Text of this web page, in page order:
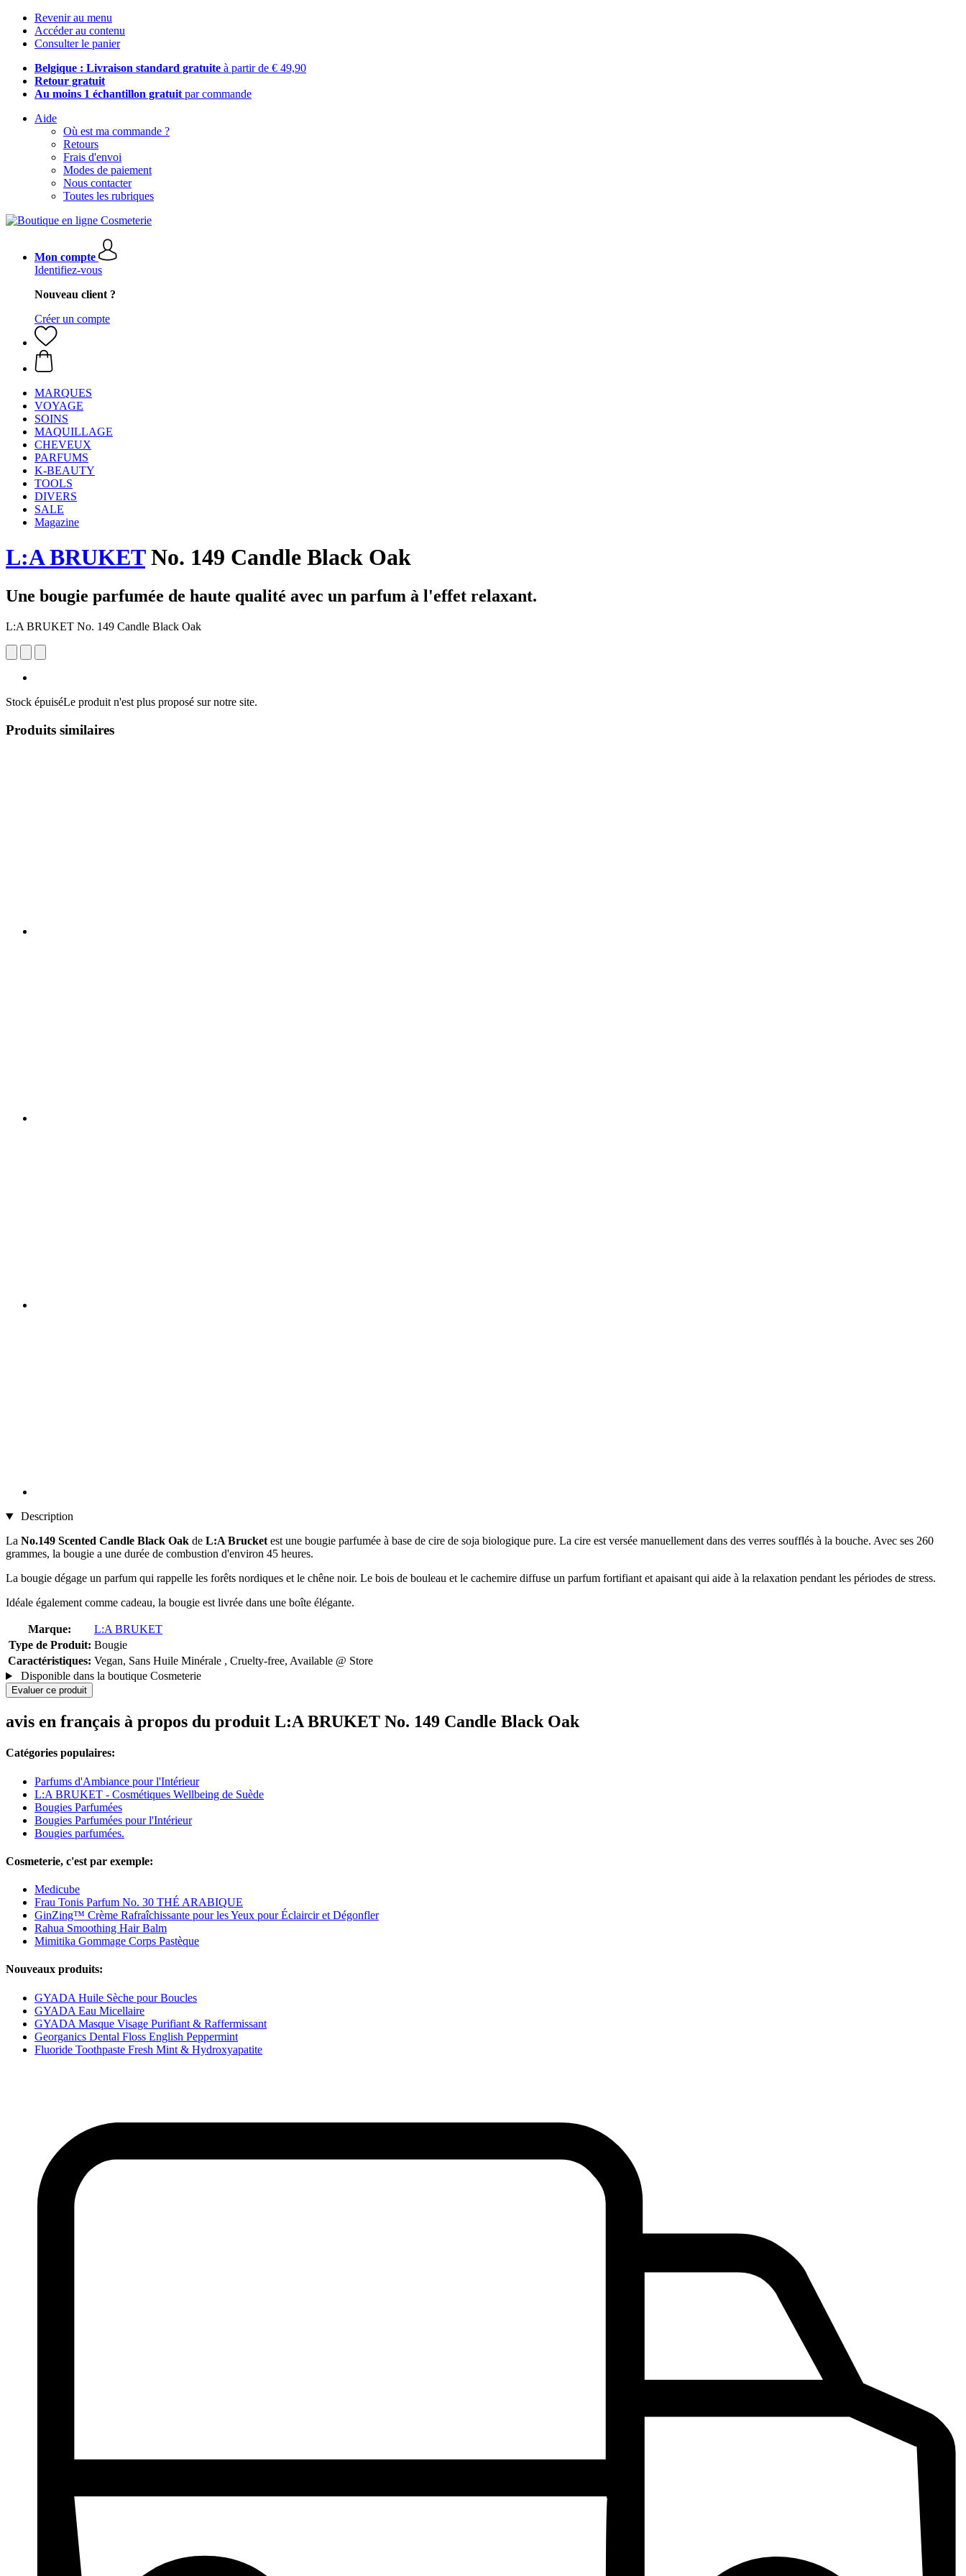
Revenir au menu
Accéder au contenu
Consulter le panier
Belgique : Livraison standard gratuite à partir de € 49,90
Retour gratuit
Au moins 1 échantillon gratuit par commande
Aide
Où est ma commande ?
Retours
Frais d'envoi
Modes de paiement
Nous contacter
Toutes les rubriques
Mon compte
Identifiez-vous
Nouveau client ?
Créer un compte
MARQUES
VOYAGE
SOINS
MAQUILLAGE
CHEVEUX
PARFUMS
K-BEAUTY
TOOLS
DIVERS
SALE
Magazine
L:A BRUKETNo. 149 Candle Black Oak
Une bougie parfumée de haute qualité avec un parfum à l'effet relaxant.
L:A BRUKET No. 149 Candle Black Oak
Stock épuiséLe produit n'est plus proposé sur notre site.
Produits similaires
Description
La No.149 Scented Candle Black Oak de L:A Brucket est une bougie parfumée à base de cire de soja biologique pure. La cire est versée manuellement dans des verres soufflés à la bouche. Avec ses 260
grammes, la bougie a une durée de combustion d'environ 45 heures.
La bougie dégage un parfum qui rappelle les forêts nordiques et le chêne noir. Le bois de bouleau et le cachemire diffuse un parfum fortifiant et apaisant qui aide à la relaxation pendant les périodes de stress.
Idéale également comme cadeau, la bougie est livrée dans une boîte élégante.
Marque:
L:A BRUKET
Type de Produit: Bougie
Caractéristiques: Vegan, Sans Huile Minérale , Cruelty-free, Available @ Store
Disponible dans la boutique Cosmeterie
Evaluer ce produit
avis en français à propos du produit L:A BRUKET No. 149 Candle Black Oak
Catégories populaires:
Parfums d'Ambiance pour l'Intérieur
L:A BRUKET - Cosmétiques Wellbeing de Suède
Bougies Parfumées
Bougies Parfumées pour l'Intérieur
Bougies parfumées.
Cosmeterie, c'est par exemple:
Medicube
Frau Tonis Parfum No. 30 THÉ ARABIQUE
GinZing™ Crème Rafraîchissante pour les Yeux pour Éclaircir et Dégonfler
Rahua Smoothing Hair Balm
Mimitika Gommage Corps Pastèque
Nouveaux produits:
GYADA Huile Sèche pour Boucles
GYADA Eau Micellaire
GYADA Masque Visage Purifiant & Raffermissant
Georganics Dental Floss English Peppermint
Fluoride Toothpaste Fresh Mint & Hydroxyapatite